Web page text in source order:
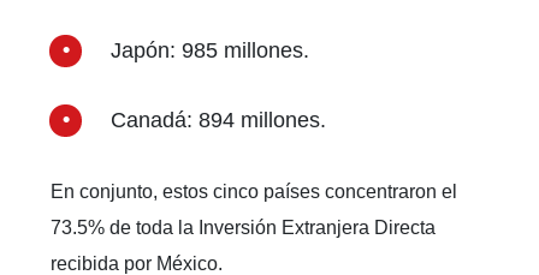
Japón: 985 millones.
Canadá: 894 millones.
En conjunto, estos cinco países concentraron el
73.5% de toda la Inversión Extranjera Directa
recibida por México.